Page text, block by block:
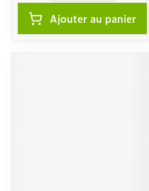
Ajouter au panier